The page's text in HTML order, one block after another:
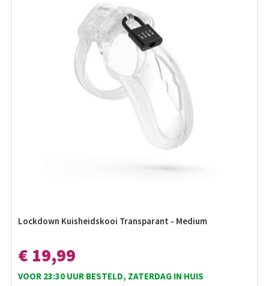
Lockdown Kuisheidskooi Transparant - Medium
€ 19,99
VOOR 23:30 UUR BESTELD, ZATERDAG IN HUIS